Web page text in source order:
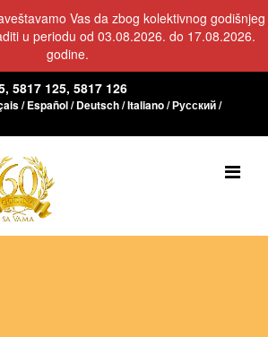
Vas da zbog kolektivnog godišnjeg
u periodu od 03.08.2026. do 17.08.2026.
godine.
, 5817 125, 5817 126
/Español/Deutsch/Italiano/Русский/